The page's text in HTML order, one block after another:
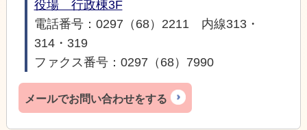
役場 行政棟3F
電話番号：0297（68）2211 内線313・
314・319
ファクス番号：0297（68）7990
メールでお問い合わせをする